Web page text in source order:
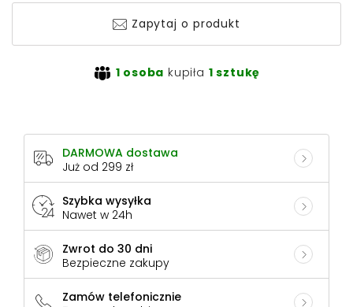
Zapytaj o produkt
1 osoba kupiła 1 sztukę
DARMOWA dostawa
Już od 299 zł
Szybka wysyłka
Nawet w 24h
Zwrot do 30 dni
Bezpieczne zakupy
Zamów telefonicznie